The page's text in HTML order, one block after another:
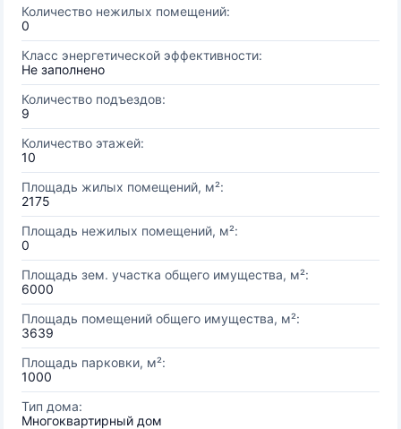
Количество нежилых помещений:
0
Класс энергетической эффективности:
Не заполнено
Количество подъездов:
9
Количество этажей:
10
Площадь жилых помещений, м²:
2175
Площадь нежилых помещений, м²:
0
Площадь зем. участка общего имущества, м²:
6000
Площадь помещений общего имущества, м²:
3639
Площадь парковки, м²:
1000
Тип дома:
Многоквартирный дом